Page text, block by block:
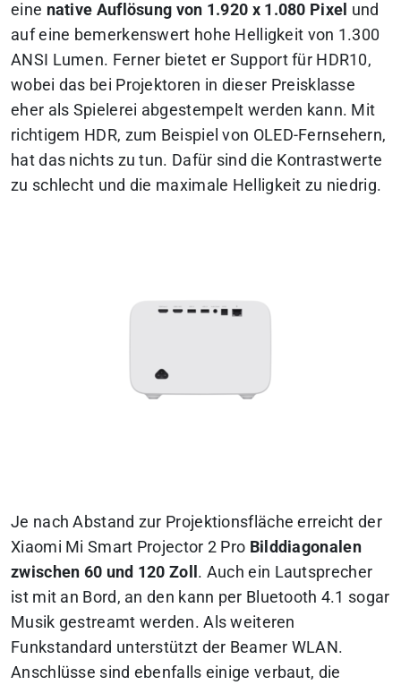
eine native Auflösung von 1.920 x 1.080 Pixel und
auf eine bemerkenswert hohe Helligkeit von 1.300
ANSI Lumen. Ferner bietet er Support für HDR10,
wobei das bei Projektoren in dieser Preisklasse
eher als Spielerei abgestempelt werden kann. Mit
richtigem HDR, zum Beispiel von OLED-Fernsehern,
hat das nichts zu tun. Dafür sind die Kontrastwerte
zu schlecht und die maximale Helligkeit zu niedrig.
Je nach Abstand zur Projektionsfläche erreicht der
Xiaomi Mi Smart Projector 2 Pro Bilddiagonalen
zwischen 60 und 120 Zoll . Auch ein Lautsprecher
ist mit an Bord, an den kann per Bluetooth 4.1 sogar
Musik gestreamt werden. Als weiteren
Funkstandard unterstützt der Beamer WLAN.
Anschlüsse sind ebenfalls einige verbaut, die